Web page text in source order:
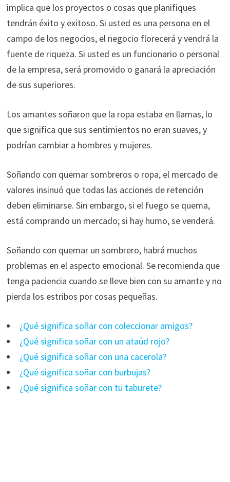
implica que los proyectos o cosas que planifiques
tendrán éxito y exitoso. Si usted es una persona en el
campo de los negocios, el negocio florecerá y vendrá la
fuente de riqueza. Si usted es un funcionario o personal
de la empresa, será promovido o ganará la apreciación
de sus superiores.
Los amantes soñaron que la ropa estaba en llamas, lo
que significa que sus sentimientos no eran suaves, y
podrían cambiar a hombres y mujeres.
Soñando con quemar sombreros o ropa, el mercado de
valores insinuó que todas las acciones de retención
deben eliminarse. Sin embargo, si el fuego se quema,
está comprando un mercado; si hay humo, se venderá.
Soñando con quemar un sombrero, habrá muchos
problemas en el aspecto emocional. Se recomienda que
tenga paciencia cuando se lleve bien con su amante y no
pierda los estribos por cosas pequeñas.
¿Qué significa soñar con coleccionar amigos?
¿Qué significa soñar con un ataúd rojo?
¿Qué significa soñar con una cacerola?
¿Qué significa soñar con burbujas?
¿Qué significa soñar con tu taburete?